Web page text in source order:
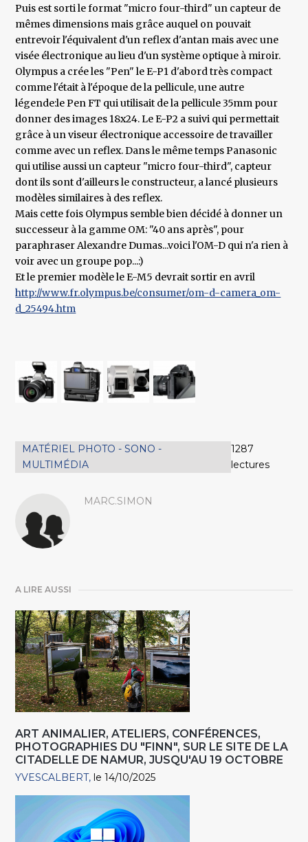
Puis est sorti le format "micro four-third" un capteur de
mêmes dimensions mais grâce auquel on pouvait
entrevoir l'équivalent d'un reflex d'antan mais avec une
visée électronique au lieu d'un système optique à miroir.
Olympus a crée les "Pen" le E-P1 d'abord très compact
comme l'était à l'époque de la pellicule, une autre
légende:le Pen FT qui utilisait de la pellicule 35mm pour
donner des images 18x24. Le E-P2 a suivi qui permettait
grâce à un viseur électronique accessoire de travailler
comme avec un reflex. Dans le même temps Panasonic
qui utilise aussi un capteur "micro four-third", capteur
dont ils sont d'ailleurs le constructeur, a lancé plusieurs
modèles similaires à des reflex.
Mais cette fois Olympus semble bien décidé à donner un
successeur à la gamme OM: "40 ans après", pour
paraphraser Alexandre Dumas...voici l'OM-D qui n'a rien à
voir avec un groupe pop...:)
Et le premier modèle le E-M5 devrait sortir en avril
http://www.fr.olympus.be/consumer/om-d-camera_om-
d_25494.htm
MATÉRIEL PHOTO - SONO -
MULTIMÉDIA
1287
lectures
MARC.SIMON
A LIRE AUSSI
ART ANIMALIER, ATELIERS, CONFÉRENCES,
PHOTOGRAPHIES DU "FINN", SUR LE SITE DE LA
CITADELLE DE NAMUR, JUSQU'AU 19 OCTOBRE
YVESCALBERT le 14/10/2025